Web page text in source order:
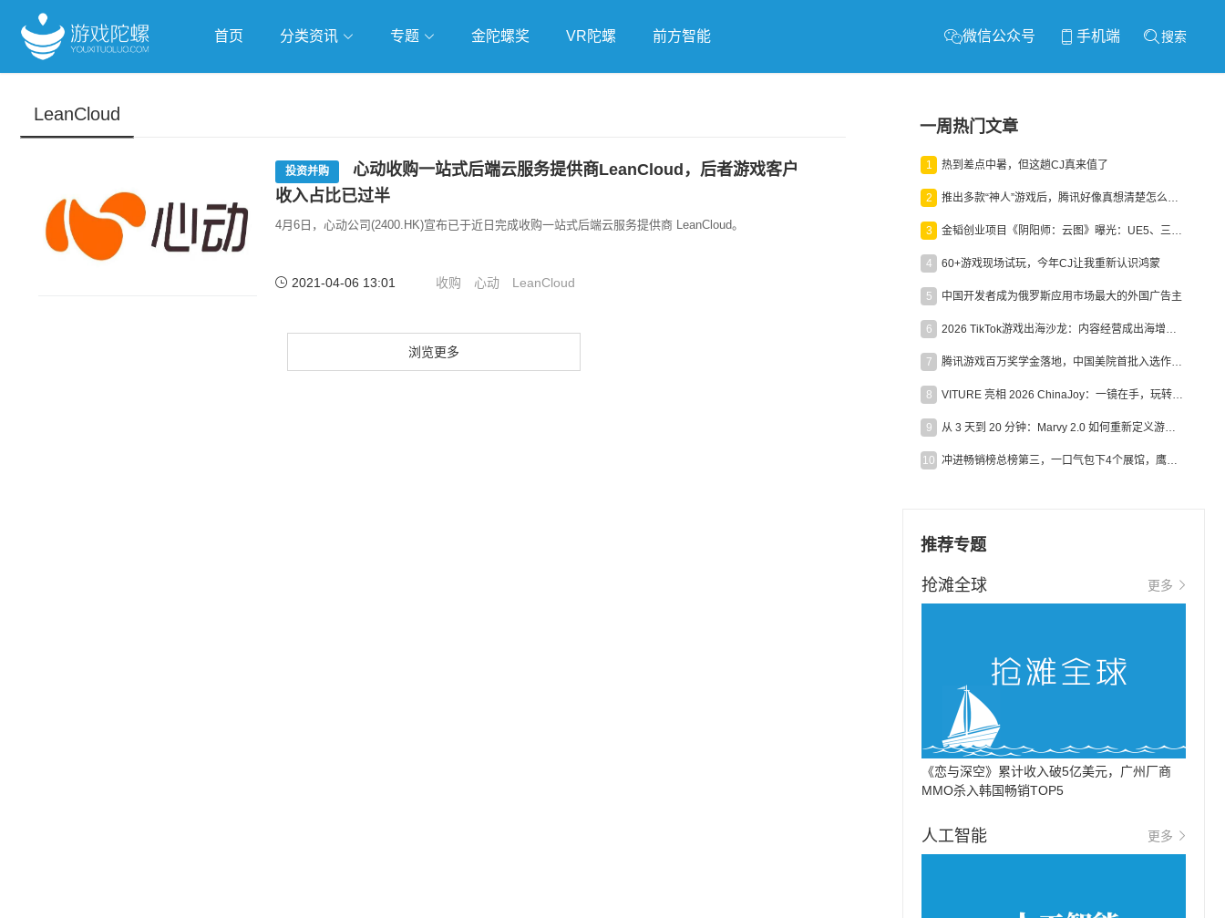
首页 分类资讯 专题 金陀螺奖 VR陀螺 前方智能 微信公众号 手机端 搜索
LeanCloud
投资并购
心动收购一站式后端云服务提供商LeanCloud，后者游戏客户
收入占比已过半
4月6日，心动公司(2400.HK)宣布已于近日完成收购一站式后端云服务提供商 LeanCloud。
2021-04-06 13:01 收购 心动 LeanCloud
浏览更多
一周热门文章
1 热到差点中暑，但这趟CJ真来值了
2 推出多款“神人”游戏后，腾讯好像真想清楚怎么做二次元了
3 金韬创业项目《阴阳师：云图》曝光：UE5、三端互通、ARPG
4 60+游戏现场试玩，今年CJ让我重新认识鸿蒙
5 中国开发者成为俄罗斯应用市场最大的外国广告主
6 2026 TikTok游戏出海沙龙：内容经营成出海增长新引擎
7 腾讯游戏百万奖学金落地，中国美院首批入选作品获业内关注
8 VITURE 亮相 2026 ChinaJoy：一镜在手，玩转全场！
9 从 3 天到 20 分钟：Marvy 2.0 如何重新定义游戏出海营销效率？
10 冲进畅销榜总榜第三，一口气包下4个展馆，鹰角把嘉年华做爆了
推荐专题
抢滩全球 更多
《恋与深空》累计收入破5亿美元，广州厂商
MMO杀入韩国畅销TOP5
人工智能 更多